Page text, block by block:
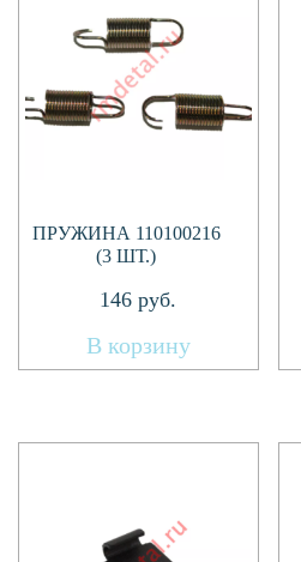
ПРУЖИНА 110100216
(3 ШТ.)
146 руб.
В корзину